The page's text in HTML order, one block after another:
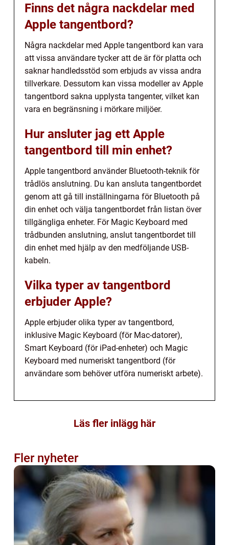
Finns det några nackdelar med
Apple tangentbord?
Några nackdelar med Apple tangentbord kan vara
att vissa användare tycker att de är för platta och
saknar handledsstöd som erbjuds av vissa andra
tillverkare. Dessutom kan vissa modeller av Apple
tangentbord sakna upplysta tangenter, vilket kan
vara en begränsning i mörkare miljöer.
Hur ansluter jag ett Apple
tangentbord till min enhet?
Apple tangentbord använder Bluetooth-teknik för
trådlös anslutning. Du kan ansluta tangentbordet
genom att gå till inställningarna för Bluetooth på
din enhet och välja tangentbordet från listan över
tillgängliga enheter. För Magic Keyboard med
trådbunden anslutning, anslut tangentbordet till
din enhet med hjälp av den medföljande USB-
kabeln.
Vilka typer av tangentbord
erbjuder Apple?
Apple erbjuder olika typer av tangentbord,
inklusive Magic Keyboard (för Mac-datorer),
Smart Keyboard (för iPad-enheter) och Magic
Keyboard med numeriskt tangentbord (för
användare som behöver utföra numeriskt arbete).
Läs fler inlägg här
Fler nyheter